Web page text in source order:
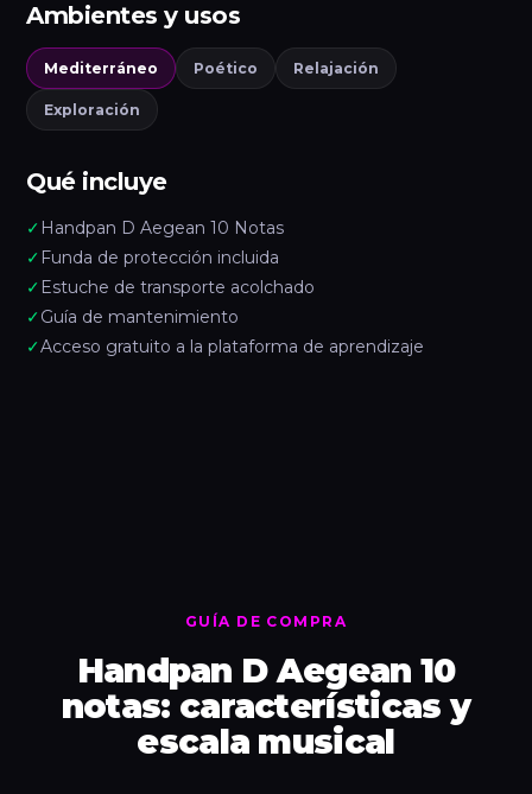
Ambientes y usos
Mediterráneo Poético Relajación
Exploración
Qué incluye
✓ Handpan D Aegean 10 Notas
✓ Funda de protección incluida
✓ Estuche de transporte acolchado
✓Guía de mantenimiento
✓Acceso gratuito a la plataforma de aprendizaje
GUÍA DE COMPRA
Handpan D Aegean 10
notas: características y
escala musical